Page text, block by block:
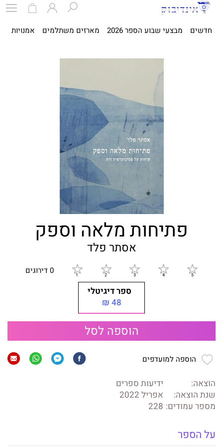
חדשים מבצעי שבוע הספר 2026 מארזים משתלמים אמנויות
פתיחות מלאה וספק
אסתר פלד
0 דירוגים
ספר דיגיטלי
48 ₪
הוספה לסל
הוספה למועדפים
הוצאה:
ידיעות ספרים
שנת הוצאה:
אפריל 2022
מספר עמודים: 228
על הספר